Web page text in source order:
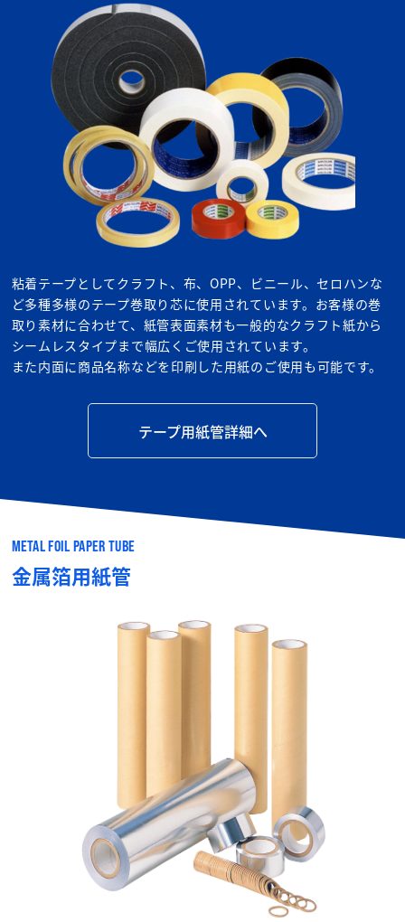
粘着テープとしてクラフト、布、OPP、ビニール、セロハンな
ど多種多様のテープ巻取り芯に使用されています。お客様の巻
取り素材に合わせて、紙管表面素材も一般的なクラフト紙から
シームレスタイプまで幅広くご使用されています。
また内面に商品名称などを印刷した用紙のご使用も可能です。
テープ用紙管詳細へ
METAL FOIL PAPER TUBE
金属箔用紙管